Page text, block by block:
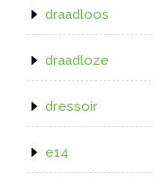
draadloos
draadloze
dressoir
e14